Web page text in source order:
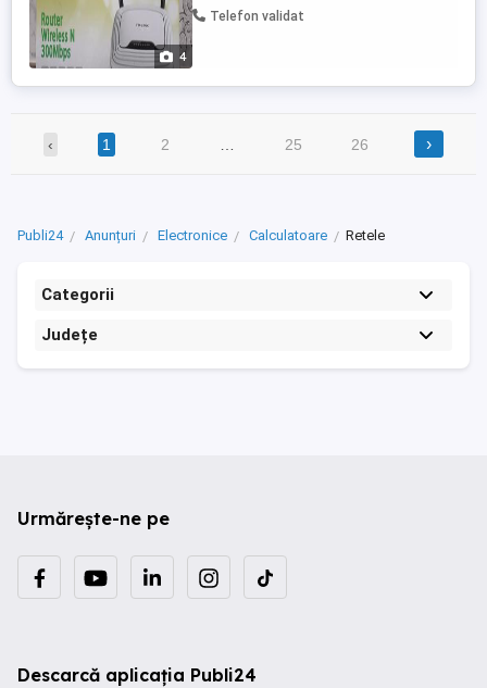
4
Telefon validat
‹ 1 2 25 26 ›
Publi24 Anunțuri Electronice Calculatoare Retele
Categorii
Județe
Urmărește-ne pe
Descarcă aplicația Publi24